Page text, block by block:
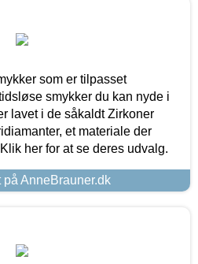
som er tilpasset
smykker du kan nyde i
lavet i de såkaldt Zirkoner
et materiale der
her for at se deres udvalg.
på AnneBrauner.dk